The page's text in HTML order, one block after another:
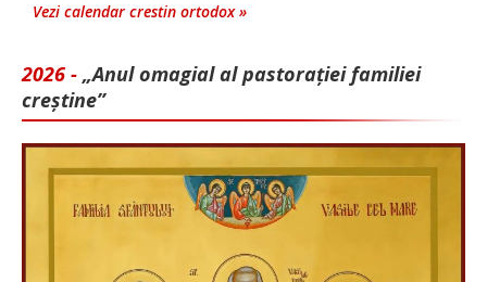
Vezi calendar crestin ortodox »
2026 - „Anul omagial al pastorației familiei
creștine”